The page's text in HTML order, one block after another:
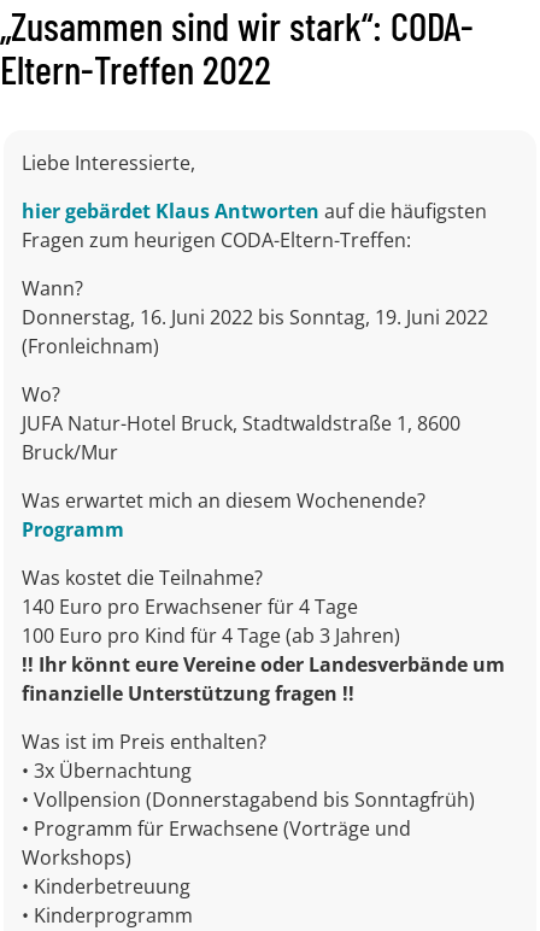
„Zusammen sind wir stark“: CODA-
Eltern-Treffen 2022
Liebe Interessierte,
hier gebärdet Klaus Antworten auf die häufigsten
Fragen zum heurigen CODA-Eltern-Treffen:
Wann?
Donnerstag, 16. Juni 2022 bis Sonntag, 19. Juni 2022
(Fronleichnam)
Wo?
JUFA Natur-Hotel Bruck, Stadtwaldstraße 1, 8600
Bruck/Mur
Was erwartet mich an diesem Wochenende?
Programm
Was kostet die Teilnahme?
140 Euro pro Erwachsener für 4 Tage
100 Euro pro Kind für 4 Tage (ab 3 Jahren)
!! Ihr könnt eure Vereine oder Landesverbände um
finanzielle Unterstützung fragen !!
Was ist im Preis enthalten?
• 3x Übernachtung
• Vollpension (Donnerstagabend bis Sonntagfrüh)
• Programm für Erwachsene (Vorträge und
Workshops)
• Kinderbetreuung
• Kinderprogramm